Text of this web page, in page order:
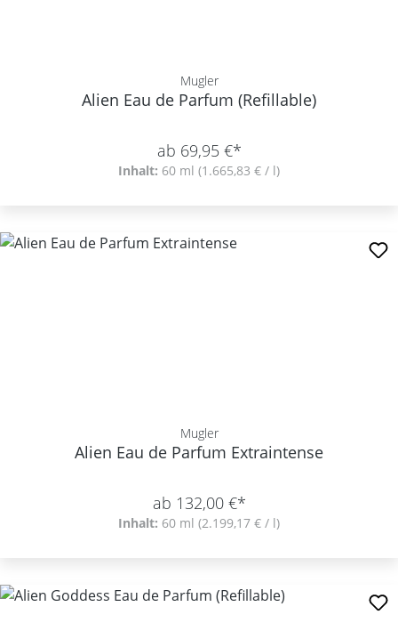
Mugler
Alien Eau de Parfum (Refillable)
ab 69,95 €*
Inhalt: 60 ml (1.665,83 € / l)
Mugler
Alien Eau de Parfum Extraintense
ab 132,00 €*
Inhalt: 60 ml (2.199,17 € / l)